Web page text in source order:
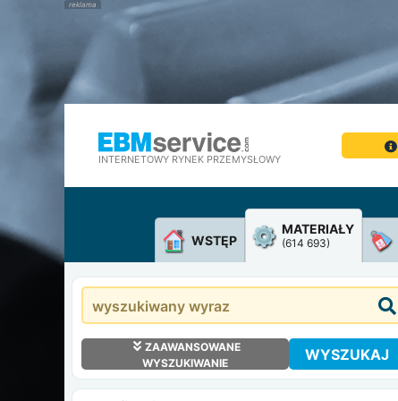
INTERNETOWY RYNEK PRZEMYSŁOWY
WSTĘP
MATERIAŁY
(614 693)
ZAAWANSOWANE
WYSZUKIWANIE
WYSZUKAJ